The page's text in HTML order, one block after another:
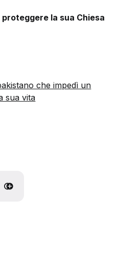
la sua Chiesa
che impedì un
sua vita